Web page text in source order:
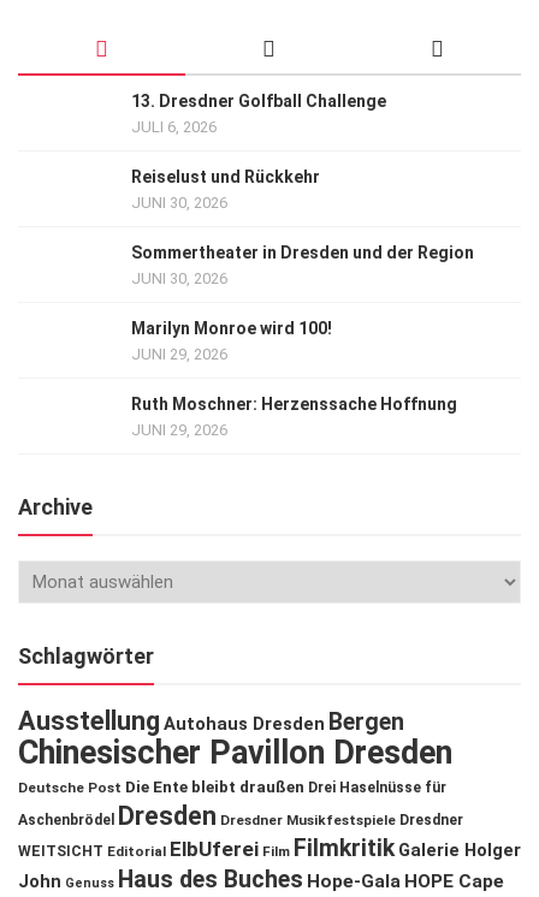
13. Dresdner Golfball Challenge
JULI 6, 2026
Reiselust und Rückkehr
JUNI 30, 2026
Sommertheater in Dresden und der Region
JUNI 30, 2026
Marilyn Monroe wird 100!
JUNI 29, 2026
Ruth Moschner: Herzenssache Hoffnung
JUNI 29, 2026
Archive
Schlagwörter
Ausstellung Autohaus Dresden Bergen
Chinesischer Pavillon Dresden
Deutsche Post Die Ente bleibt draußen Drei Haselnüsse für
Aschenbrödel
Dresden Dresdner Musikfestspiele Dresdner
WEITSICHT Editorial ElbUferei Film Filmkritik Galerie Holger
John Genuss Haus des Buches Hope-Gala HOPE Cape